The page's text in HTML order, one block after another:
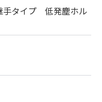
タイプ 低発塵ホル